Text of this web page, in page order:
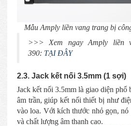
Mẫu Amply liền vang trang bị
>>> Xem ngay Amply liền
390: TẠI ĐÂY
2.3. Jack kết nối 3.5mm (1 sợi)
Jack kết nối 3.5mm là giao diện phổ
âm trần, giúp kết nối thiết bị như
vào loa. Với kích thước nhỏ gọn,
và chất lượng âm thanh cao.